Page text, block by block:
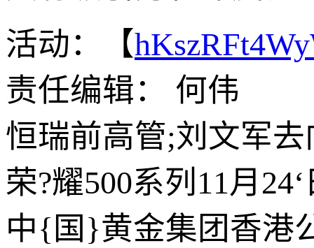
活动：【
责任编辑： 何伟
恒瑞前高管;刘文军
荣?耀500系列11月
中{国}黄金集团香港